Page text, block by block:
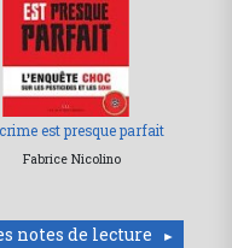
est presque parfait
Fabrice Nicolino
notes de lecture